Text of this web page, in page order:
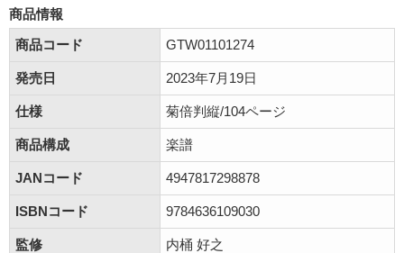
商品情報
商品コード
GTW01101274
発売日 2023年7月19日
仕様 菊倍判縦/104ページ
商品構成 楽譜
JANコード 4947817298878
ISBNコード 9784636109030
監修 内桶 好之